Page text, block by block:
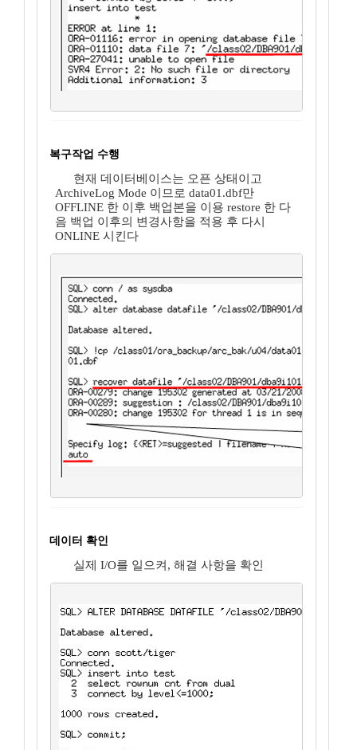
복구작업 수행
현재 데이터베이스는 오픈 상태이고
ArchiveLog Mode 이므로 data01.dbf만
OFFLINE 한 이후 백업본을 이용 restore 한 다
음 백업 이후의 변경사항을 적용 후 다시
ONLINE 시킨다
데이터 확인
실제 I/O를 일으켜, 해결 사항을 확인